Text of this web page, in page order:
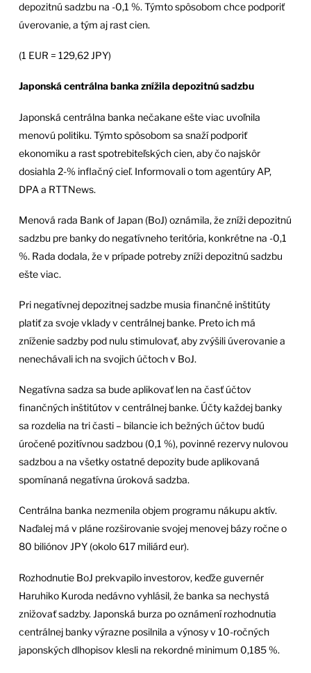
depozitnú sadzbu na -0,1 %. Týmto spôsobom chce podporiť
úverovanie, a tým aj rast cien.
(1 EUR = 129,62 JPY)
Japonská centrálna banka znížila depozitnú sadzbu
Japonská centrálna banka nečakane ešte viac uvoľnila
menovú politiku. Týmto spôsobom sa snaží podporiť
ekonomiku a rast spotrebiteľských cien, aby čo najskôr
dosiahla 2-% inflačný cieľ. Informovali o tom agentúry AP,
DPA a RTTNews.
Menová rada Bank of Japan (BoJ) oznámila, že zníži depozitnú
sadzbu pre banky do negatívneho teritória, konkrétne na -0,1
%. Rada dodala, že v prípade potreby zníži depozitnú sadzbu
ešte viac.
Pri negatívnej depozitnej sadzbe musia finančné inštitúty
platiť za svoje vklady v centrálnej banke. Preto ich má
zníženie sadzby pod nulu stimulovať, aby zvýšili úverovanie a
nenechávali ich na svojich účtoch v BoJ.
Negatívna sadza sa bude aplikovať len na časť účtov
finančných inštitútov v centrálnej banke. Účty každej banky
sa rozdelia na tri časti – bilancie ich bežných účtov budú
úročené pozitívnou sadzbou (0,1 %), povinné rezervy nulovou
sadzbou a na všetky ostatné depozity bude aplikovaná
spomínaná negatívna úroková sadzba.
Centrálna banka nezmenila objem programu nákupu aktív.
Naďalej má v pláne rozširovanie svojej menovej bázy ročne o
80 biliónov JPY (okolo 617 miliárd eur).
Rozhodnutie BoJ prekvapilo investorov, keďže guvernér
Haruhiko Kuroda nedávno vyhlásil, že banka sa nechystá
znižovať sadzby. Japonská burza po oznámení rozhodnutia
centrálnej banky výrazne posilnila a výnosy v 10-ročných
japonských dlhopisov klesli na rekordné minimum 0,185 %.